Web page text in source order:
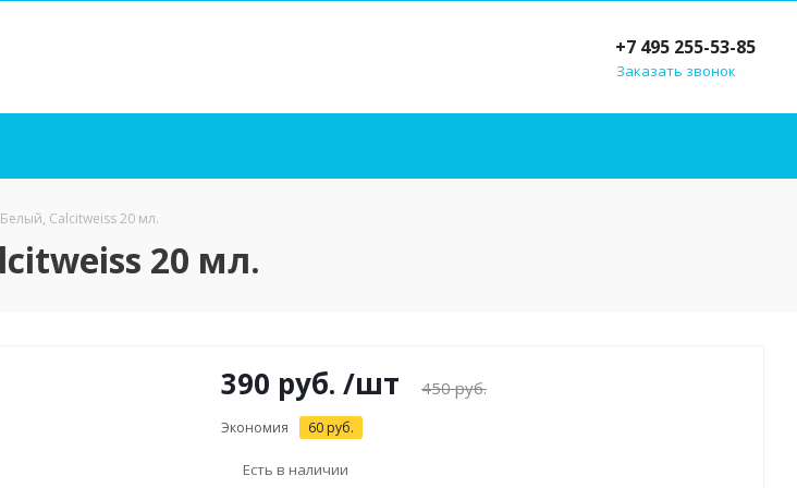
+7 495 255-53-85
Заказать звонок
Calcitweiss 20 мл.
20 мл.
390 руб. /шт 450руб.
Экономия 60 руб.
Есть в наличии